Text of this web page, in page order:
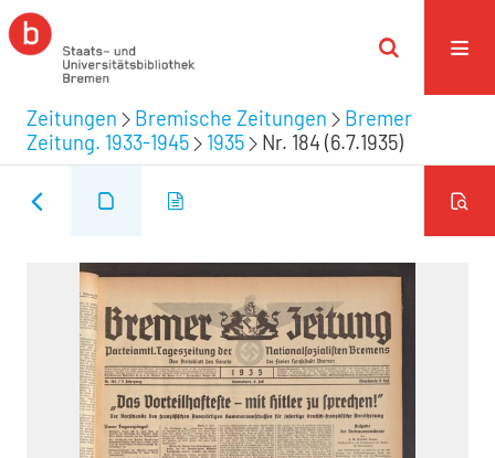
Zeitungen Bremische Zeitungen
Bremer
Zeitung. 1933-1945
1935 Nr. 184 (6.7.1935)